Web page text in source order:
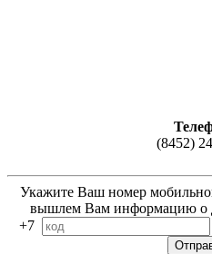
(8452)
Укажите Ваш номер
вышлем Вам информацию о
+7